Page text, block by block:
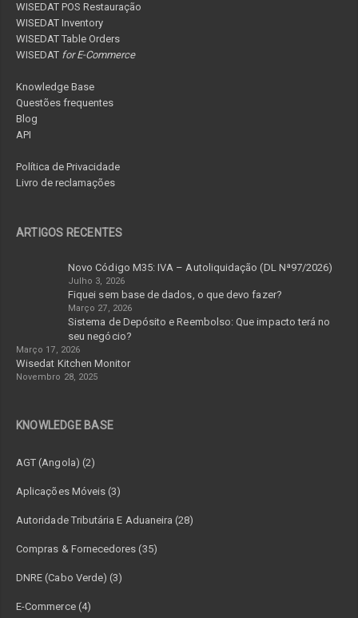
WISEDAT POS Restauração
WISEDAT Inventory
WISEDAT Table Orders
WISEDAT for E-Commerce
Knowledge Base
Questões frequentes
Blog
API
Política de Privacidade
Livro de reclamações
ARTIGOS RECENTES
Novo Código M35: IVA – Autoliquidação (DL Nª97/2026)
Julho 3, 2026
Fiquei sem base de dados, o que devo fazer?
Março 27, 2026
Sistema de Depósito e Reembolso: Que impacto terá no
seu negócio?
Março 17, 2026
Wisedat Kitchen Monitor
Novembro 28, 2025
KNOWLEDGE BASE
AGT (Angola) (2)
Aplicações Móveis (3)
Autoridade Tributária E Aduaneira (28)
Compras & Fornecedores (35)
DNRE (Cabo Verde) (3)
E-Commerce (4)